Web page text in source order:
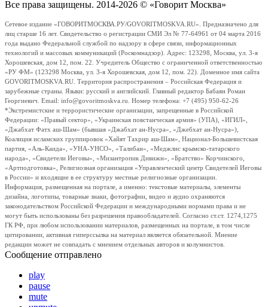
Все права защищены. 2014-2026 © «Говорит Москва»
Сетевое издание «ГОВОРИТМОСКВА.РУ/GOVORITMOSKVA.RU». Предназначено для
лиц старше 16 лет. Свидетельство о регистрации СМИ Эл № 77-64961 от 04 марта 2016
года выдано Федеральной службой по надзору в сфере связи, информационных
технологий и массовых коммуникаций (Роскомнадзор). Адрес: 123298, Москва, ул. 3-я
Хорошевская, дом 12, пом. 22. Учредитель Общество с ограниченной ответственностью
«РУ ФМ» (123298 Москва, ул. 3-я Хорошевская, дом 12, пом. 22). Доменное имя сайта
GOVORITMOSKVA.RU. Территория распространения – Российская Федерация и
зарубежные страны. Языки: русский и английский. Главный редактор Бабаян Роман
Георгиевич. Email: info@govoritmoskva.ru. Номер телефона: +7 (495) 950-62-26
*Экстремистские и террористические организации, запрещенные в Российской
Федерации: «Правый сектор», «Украинская повстанческая армия» (УПА), «ИГИЛ»,
«Джабхат Фатх аш-Шам» (бывшая «Джабхат ан-Нусра», «Джебхат ан-Нусра»),
Коалиция исламских группировок «Хайят Тахрир аш-Шам», Национал-Большевистская
партия, «Аль-Каида», «УНА-УНСО», «Талибан», «Меджлис крымско-татарского
народа», «Свидетели Иеговы», «Мизантропик Дивижн», «Братство» Корчинского,
«Артподготовка», Религиозная организация «Управленческий центр Свидетелей Иеговы
в России» и входящие в ее структуру местные религиозные организации.
Информация, размещенная на портале, а именно: текстовые материалы, элементы
дизайна, логотипы, товарные знаки, фотографии, видео и аудио охраняются
законодательством Российской Федерации и международными нормами права и не
могут быть использованы без разрешения правообладателей. Согласно ст.ст. 1274,1275
ГК РФ, при любом использовании материалов, размещенных на портале, в том числе
цитировании, активная гиперссылка на материал является обязательной. Мнение
редакции может не совпадать с мнением отдельных авторов и колумнистов.
Сообщение отправлено
play
pause
mute